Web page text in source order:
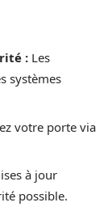
: Les
systèmes
votre porte via
à jour
possible.